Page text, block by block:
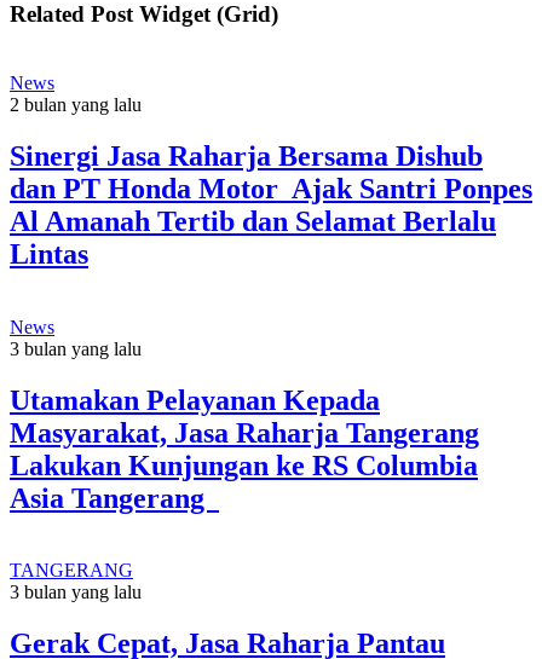
Related Post Widget (Grid)
News
2 bulan yang lalu
Sinergi Jasa Raharja Bersama Dishub
dan PT Honda Motor Ajak Santri Ponpes
Al Amanah Tertib dan Selamat Berlalu
Lintas
News
3 bulan yang lalu
Utamakan Pelayanan Kepada
Masyarakat, Jasa Raharja Tangerang
Lakukan Kunjungan ke RS Columbia
Asia Tangerang
TANGERANG
3 bulan yang lalu
Gerak Cepat, Jasa Raharja Pantau